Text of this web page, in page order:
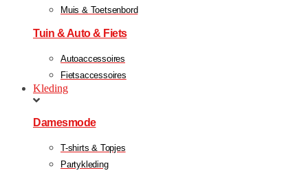
Muis & Toetsenbord
Tuin & Auto & Fiets
Autoaccessoires
Fietsaccessoires
Kleding
Damesmode
T-shirts & Topjes
Partykleding